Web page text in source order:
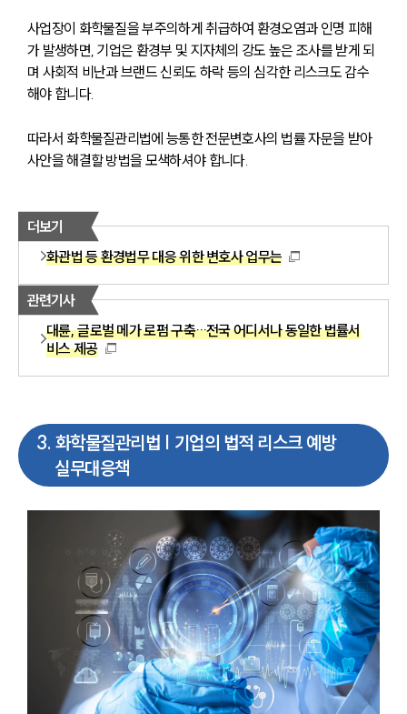
사업장이 화학물질을 부주의하게 취급하여 환경오염과 인명 피해
가 발생하면, 기업은 환경부 및 지자체의 강도 높은 조사를 받게 되
며 사회적 비난과 브랜드 신뢰도 하락 등의 심각한 리스크도 감수
해야 합니다.
따라서 화학물질관리법에 능통한 전문변호사의 법률 자문을 받아
사안을 해결할 방법을 모색하셔야 합니다.
더보기
화관법 등 환경법무 대응 위한 변호사 업무는
관련기사
대륜, 글로벌 메가 로펌 구축…전국 어디서나 동일한 법률서
비스 제공
3. 화학물질관리법 | 기업의 법적 리스크 예방
실무대응책